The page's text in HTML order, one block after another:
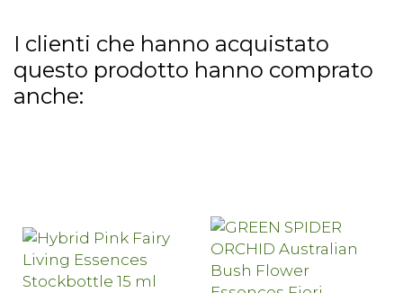
I clienti che hanno acquistato
questo prodotto hanno comprato
anche: